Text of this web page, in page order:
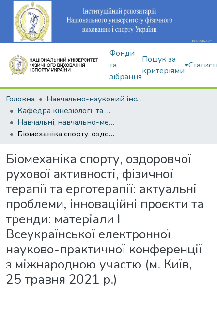
Фонди
та
зібрання
Пошук за
критеріями
Головна
Навчально-науковий інститут здоров'я, реабілітації та фізичного виховання
Кафедра кінезіології та фізкультурно-спортивної реабілітації
Навчальні, навчально-методичні видання
Біомеханіка спорту, оздоровчої рухової активності, фізичної терапії та ерготерапії: актуальні проблеми, інноваційні проєкти та тренди: матеріали І Всеукраїнської електронної науково-практичної конференції з міжнародною участю (м. Київ, 25 травня 2021 р.)
Біомеханіка спорту, оздоровчої
рухової активності, фізичної
терапії та ерготерапії: актуальні
проблеми, інноваційні проєкти та
тренди: матеріали І
Всеукраїнської електронної
науково-практичної конференції
з міжнародною участю (м. Київ,
25 травня 2021 р.)